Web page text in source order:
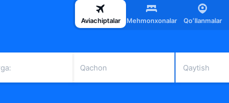
Aviachiptalar Mehmonxonalar Qoʻllanmalar
Qachon Qaytish